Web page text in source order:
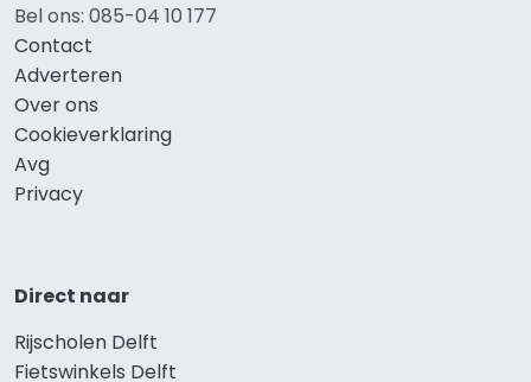
Bel ons: 085-04 10 177
Contact
Adverteren
Over ons
Cookieverklaring
Avg
Privacy
Direct naar
Rijscholen Delft
Fietswinkels Delft